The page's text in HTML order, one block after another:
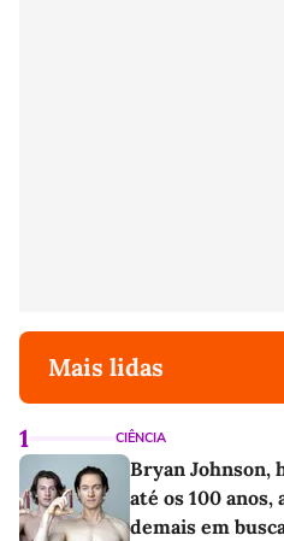
Mais lidas
1 CIÊNCIA
Bryan Johnson,
até os 100
demais em